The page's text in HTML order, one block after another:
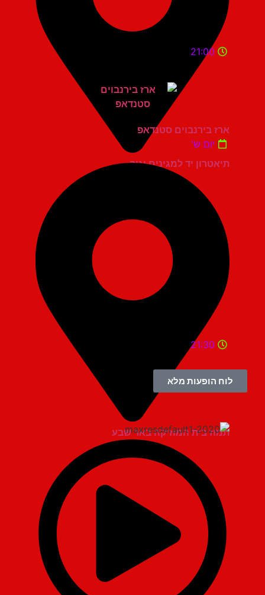
תיאטרון יד למגינים יגור
21:00
ארז בירנבוים סטנדאפ
יום ש'
תמוז בית המוזיקה באר שבע
21:30
לוח הופעות מלא